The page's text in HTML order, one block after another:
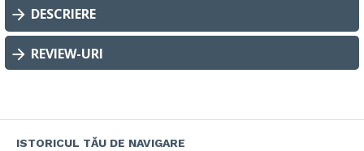
DESCRIERE
REVIEW-URI
ISTORICUL TĂU DE NAVIGARE